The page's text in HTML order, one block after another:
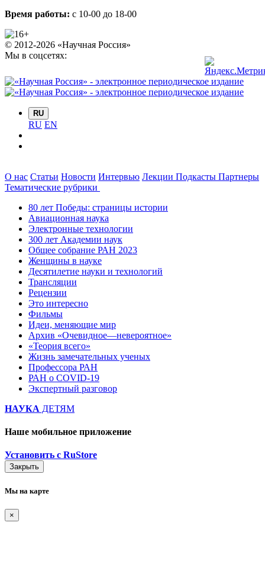
Время работы: с 10-00 до 18-00
© 2012-2026 «Научная Россия»
Мы в соцсетях:
RU
RU EN
О нас Статьи Новости Интервью Лекции Подкасты Партнеры
Тематические рубрики
80 лет Победы: страницы истории
Авиационная наука
Электронные технологии
300 лет Академии наук
Общее собрание РАН 2023
Женщины в науке
Десятилетие науки и технологий
Трансляции
Рецензии
Это интересно
Фильмы
Идеи, меняющие мир
Архив «Очевидное—невероятное»
«Теория всего»
Жизнь замечательных ученых
Профессора РАН
РАН о COVID-19
Экспертный разговор
НАУКА ДЕТЯМ
Наше мобильное приложение
Установить с RuStore
Закрыть
Мы на карте
×